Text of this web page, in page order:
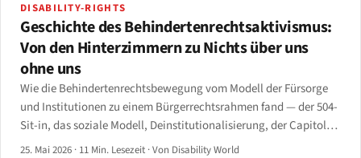
DISABILITY-RIGHTS
Geschichte des Behindertenrechtsaktivismus:
Von den Hinterzimmern zu Nichts über uns
ohne uns
Wie die Behindertenrechtsbewegung vom Modell der Fürsorge
und Institutionen zu einem Bürgerrechtsrahmen fand — der 504-
Sit-in, das soziale Modell, Deinstitutionalisierung, der Capitol
Crawl und der Weg zur UN-CRPD.
25. Mai 2026 · 11 Min. Lesezeit ·Von Disability World